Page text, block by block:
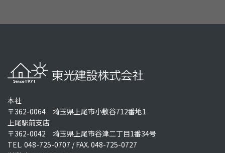
本社
〒362-0064 埼玉県上尾市小敷谷712番地1
上尾駅前支店
〒362-0042 埼玉県上尾市谷津二丁目1番34号
TEL. 048-725-0707 / FAX. 048-725-0727